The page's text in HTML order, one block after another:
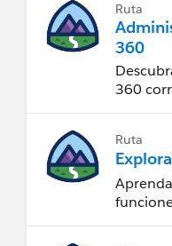
Ruta
360
360
Ruta